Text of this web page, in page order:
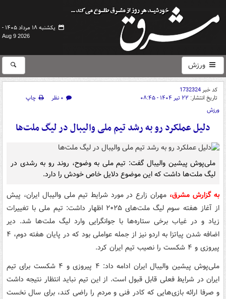
یکشنبه ۱۸ مرداد ۱۴۰۵ -
Aug 9 2026
ورزش
کد خبر1732324
تاریخ انتشار: ۲۲ تیر ۱۴۰۴ - ۰۸:۴۵ ۰ نظر
چاپ
ورزش
دلیل عملکرد رو به رشد تیم ملی والیبال در لیگ ملت‌ها
ملی‌پوش پیشین والیبال گفت: تیم ملی به وضوح، روند رو به رشدی در
لیگ ملت‌ها داشت که این موضوع دلایل خاص خودش را دارد.
به گزارش مشرق، مهران زارع در مورد شرایط تیم ملی والیبال ایران، پیش
از آغاز هفته سوم لیگ ملت‌های ۲۰۲۵ اظهار داشت: تیم ملی با تغییرات
زیاد و در غیاب برخی ستاره‌ها با جوانگرایی وارد لیگ ملت‌ها شد. دیر
اضافه شدن پیاتزا به اردو نیز از جمله عواملی بود که در پایان هفته دوم، ۴
پیروزی و ۴ شکست را نصیب تیم ایران کرد.
ملی‌پوش پیشین والیبال ایران ادامه داد: ۴ پیروزی و ۴ شکست برای تیم
ایران در شرایط فعلی قابل قبول است. از این تیم نباید انتظار نتیجه داشت
و صرفا ارائه بازی‌هایی که کادر فنی و مردم را راضی کند، برای سال نخست